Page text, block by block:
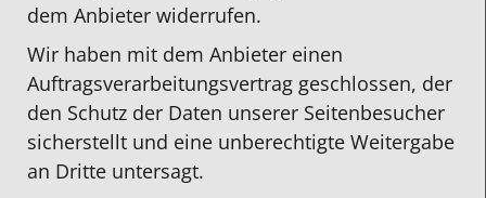
dem Anbieter widerrufen.
Wir haben mit dem Anbieter einen
Auftragsverarbeitungsvertrag geschlossen, der
den Schutz der Daten unserer Seitenbesucher
sicherstellt und eine unberechtigte Weitergabe
an Dritte untersagt.